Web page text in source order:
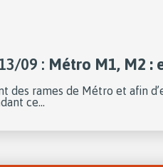
09 : Métro M1, M2 :
des rames de Métro et afin
ce...